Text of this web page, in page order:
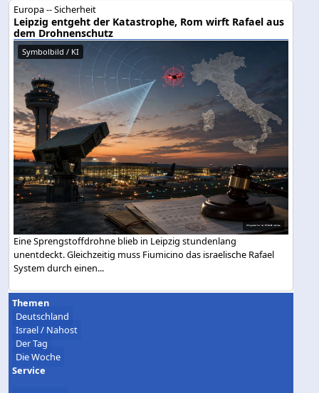
Europa -- Sicherheit
Leipzig entgeht der Katastrophe, Rom wirft Rafael aus
dem Drohnenschutz
Symbolbild / KI
Eine Sprengstoffdrohne blieb in Leipzig stundenlang
unentdeckt. Gleichzeitig muss Fiumicino das israelische Rafael
System durch einen...
Themen
Deutschland
Israel / Nahost
Der Tag
Die Woche
Service